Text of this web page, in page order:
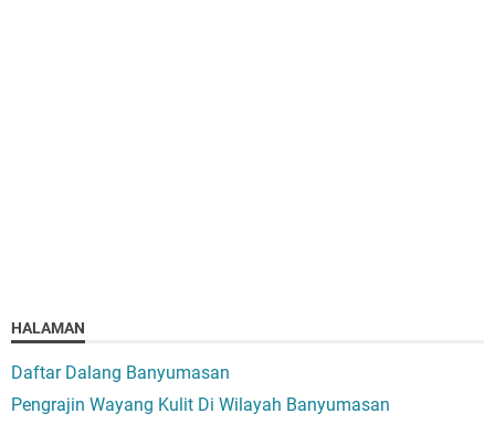
HALAMAN
Daftar Dalang Banyumasan
Pengrajin Wayang Kulit Di Wilayah Banyumasan